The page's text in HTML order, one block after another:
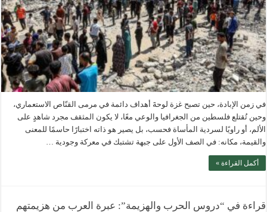
في زمن الإبادة، حين تصبح غزة لوحةَ أهداف دائمة في مرمى القنّاص الاستعماري،
وحين تُقتلع فلسطين من الجغرافيا والوعي معًا، لا يكون المثقف مجرد شاهدٍ على
الألم، أو راويًا لسردية المأساة فحسب، بل يصير هو ذاته اختبارًا حاسمًا للمعنى
والقيمة، مكانه: في الصف الأول على جبهة تشتبك في معركة وجودية …
أكمل القراءة »
قراءة في “دروس الحرب والهزيمة”: عبرة العرب من هزيمتهم